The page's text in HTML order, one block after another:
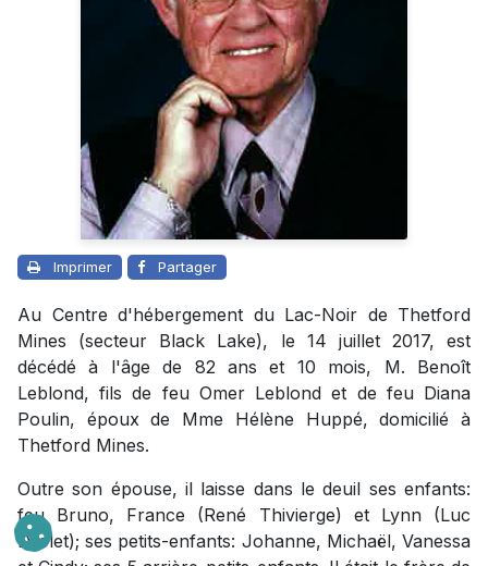
Imprimer Partager
Au Centre d'hébergement du Lac-Noir de Thetford
Mines (secteur Black Lake), le 14 juillet 2017, est
décédé à l'âge de 82 ans et 10 mois, M. Benoît
Leblond, fils de feu Omer Leblond et de feu Diana
Poulin, époux de Mme Hélène Huppé, domicilié à
Thetford Mines.
Outre son épouse, il laisse dans le deuil ses enfants:
feu Bruno, France (René Thivierge) et Lynn (Luc
Drolet); ses petits-enfants: Johanne, Michaël, Vanessa